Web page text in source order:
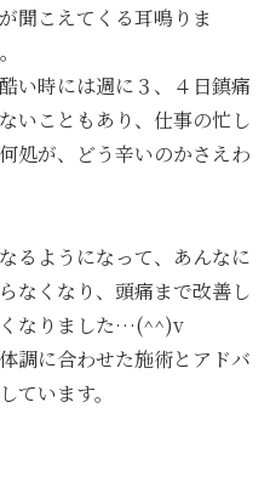
聞こえてくる耳鳴りま
い時には週に３、４日鎮痛
いこともあり、仕事の忙し
処が、どう辛いのかさえわ
るようになって、あんなに
なくなり、頭痛まで改善し
くなりました…(^^)v
調に合わせた施術とアドバ
ています。